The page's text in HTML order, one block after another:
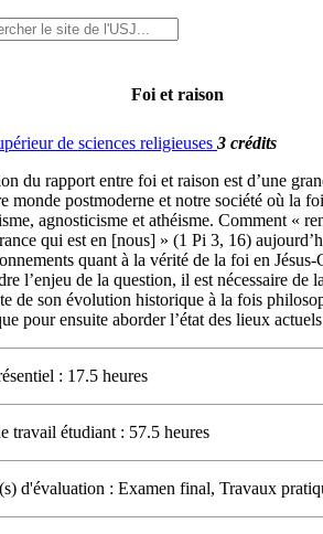
Foi et raison
de sciences religieuses 3 crédits
du rapport entre foi et raison est d’une
monde postmoderne et notre société où la
agnosticisme et athéisme. Comment «
qui est en [nous] » (1 Pi 3, 16)
quant à la vérité de la foi en
l’enjeu de la question, il est nécessaire de
de son évolution historique à la fois
pour ensuite aborder l’état des lieux
: 17.5 heures
travail étudiant : 57.5 heures
d'évaluation : Examen final, Travaux